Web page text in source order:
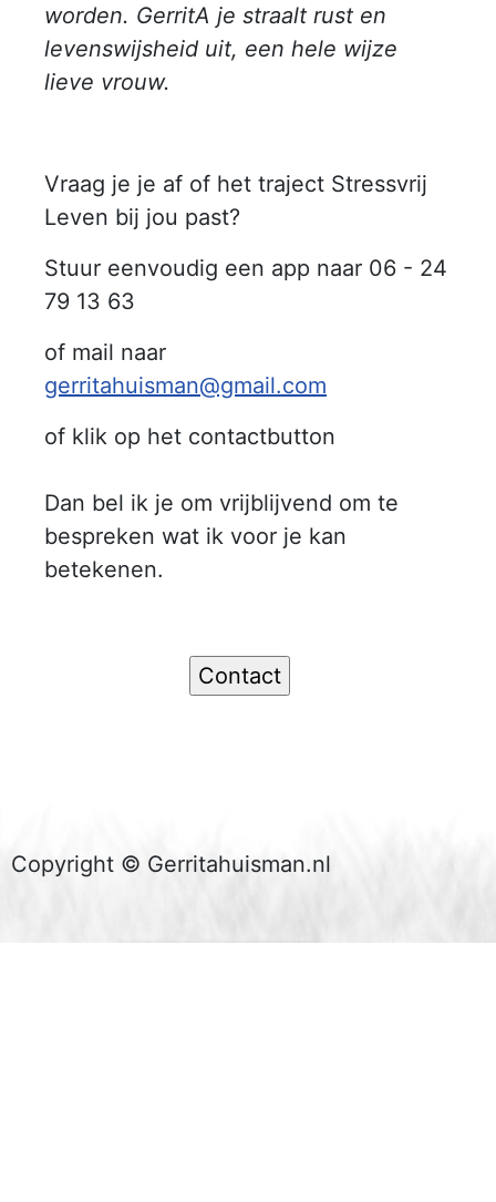
worden. GerritA je straalt rust en
levenswijsheid uit, een hele wijze
lieve vrouw.
Vraag je je af of het traject Stressvrij
Leven bij jou past?
Stuur eenvoudig een app naar 06 - 24
79 13 63
of mail naar
gerritahuisman@gmail.com
of klik op het contactbutton
Dan bel ik je om vrijblijvend om te
bespreken wat ik voor je kan
betekenen.
Copyright © Gerritahuisman.nl